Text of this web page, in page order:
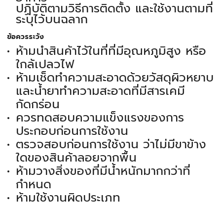
ปฏิบัติตามวิธีการติดตั้ง และใช้งานตามที่
ระบุไว้บนฉลาก
ข้อควรระวัง
ห้ามนำสินค้าไว้ในที่ที่มีอุณหภูมิสูง หรือ
ใกล้เปลวไฟ
ห้ามเช็ดทำความสะอาดด้วยวัสดุผิวหยาบ
และน้ำยาทำความสะอาดที่มีสารเคมี
กัดกร่อน
ควรทดสอบความแข็งแรงของการ
ประกอบก่อนการใช้งาน
ตรวจสอบก่อนการใช้งาน ว่าไม่มีขาข้าง
ใดของสินค้าลอยจากพื้น
ห้ามวางสิ่งของที่มีน้ำหนักมากกว่าที่
กำหนด
ห้ามใช้งานผิดประเภท